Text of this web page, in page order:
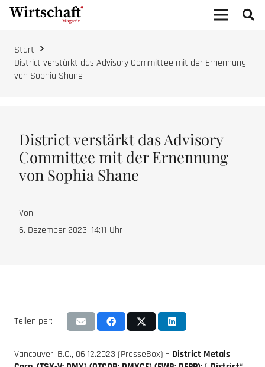
Start
District verstärkt das Advisory Committee mit der Ernennung
von Sophia Shane
District verstärkt das Advisory
Committee mit der Ernennung
von Sophia Shane
Von
6. Dezember 2023, 14:11 Uhr
Teilen per:
Vancouver, B.C., 06.12.2023 (PresseBox) – District Metals